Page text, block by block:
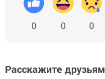
0 0 0
Расскажите друзьям